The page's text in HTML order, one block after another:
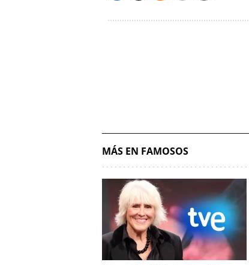
MÁS EN FAMOSOS